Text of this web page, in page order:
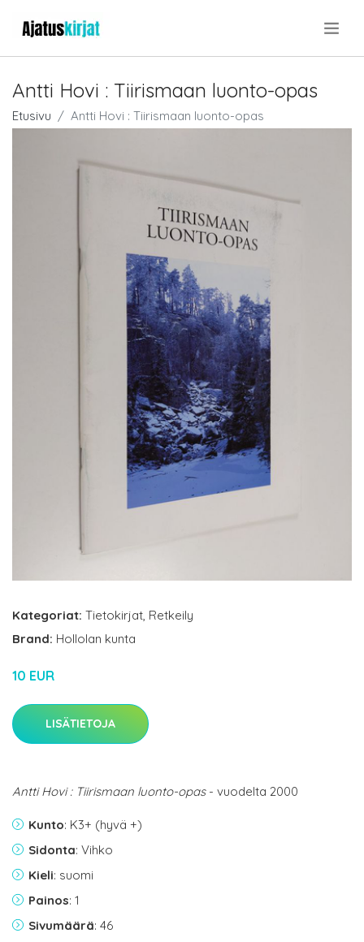
Antti Hovi : Tiirismaan luonto-opas
Etusivu Antti Hovi : Tiirismaan luonto-opas
Kategoriat: Tietokirjat, Retkeily
Brand: Hollolan kunta
10 EUR
LISÄTIETOJA
Antti Hovi : Tiirismaan luonto-opas- vuodelta 2000
Kunto: K3+ (hyvä +)
Sidonta: Vihko
Kieli: suomi
Painos: 1
Sivumäärä: 46